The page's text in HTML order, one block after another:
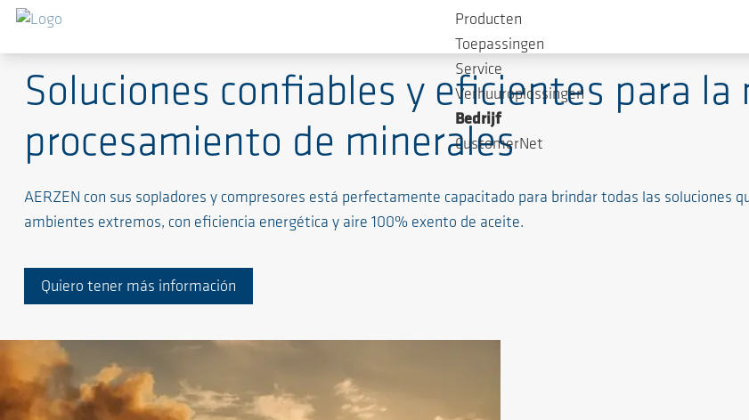
Soluciones confiables y eficientes para la
procesamiento de minerales
AERZEN con sus sopladores y compresores está perfectamente capacitado para brindar todas las soluciones
ambientes extremos, con eficiencia energética y aire 100% exento de aceite.
Quiero tener más información
Producten
Toepassingen
Service
Verhuuroplossingen
Bedrijf
CustomerNet